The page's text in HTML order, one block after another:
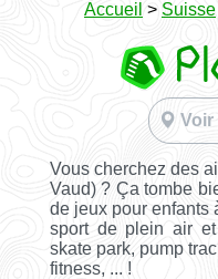
Accueil > Suisse
Voir
Vous cherchez des
Vaud) ? Ça tombe
de jeux pour
sport de plein air
skate park, pump
fitness, ... !